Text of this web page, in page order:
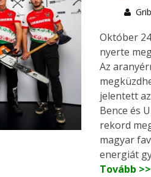
Október
nyerte
Az
jelentett
Bence és
rekord
magyar
energiát
Tovább